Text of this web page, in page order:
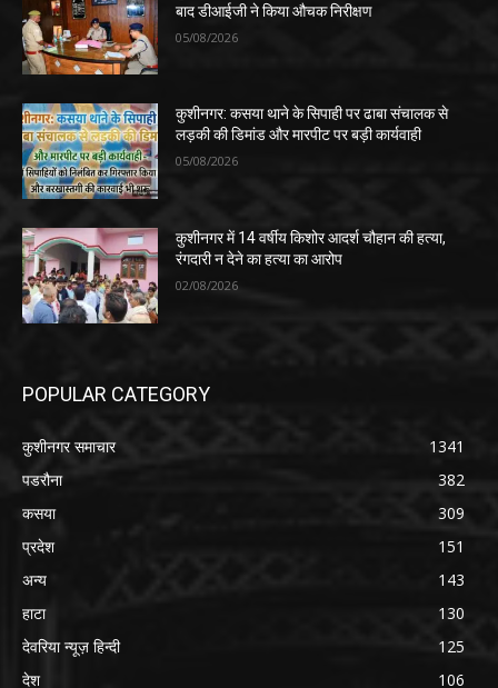
बाद डीआईजी ने किया औचक निरीक्षण
05/08/2026
कुशीनगर: कसया थाने के सिपाही पर ढाबा संचालक से
लड़की की डिमांड और मारपीट पर बड़ी कार्यवाही
05/08/2026
कुशीनगर में 14 वर्षीय किशोर आदर्श चौहान की हत्या,
रंगदारी न देने का हत्या का आरोप
02/08/2026
POPULAR CATEGORY
कुशीनगर समाचार
1341
पडरौना
382
कसया
309
प्रदेश
151
अन्य
143
हाटा
130
देवरिया न्यूज़ हिन्दी
125
देश
106